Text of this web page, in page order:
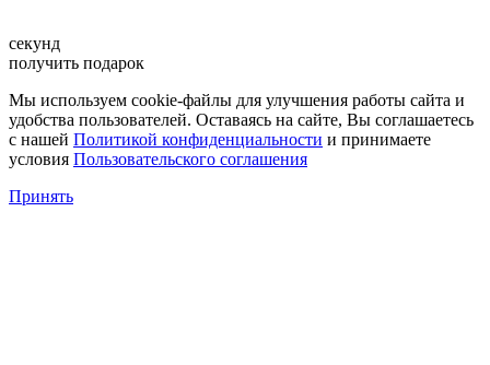
секунд
получить подарок
Мы используем cookie-файлы для улучшения работы сайта и
удобства пользователей. Оставаясь на сайте, Вы соглашаетесь
с нашей Политикой конфиденциальности и принимаете
условия Пользовательского соглашения
Принять